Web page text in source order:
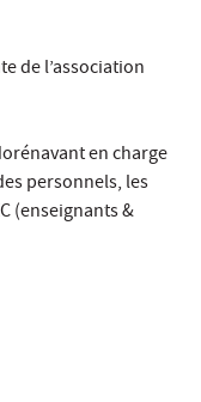
de l’association
en charge
personnels, les
(enseignants &